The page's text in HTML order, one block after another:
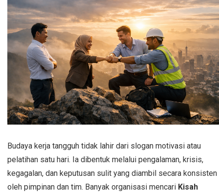
Budaya kerja tangguh tidak lahir dari slogan motivasi atau
pelatihan satu hari. Ia dibentuk melalui pengalaman, krisis,
kegagalan, dan keputusan sulit yang diambil secara konsisten
oleh pimpinan dan tim. Banyak organisasi mencari Kisah